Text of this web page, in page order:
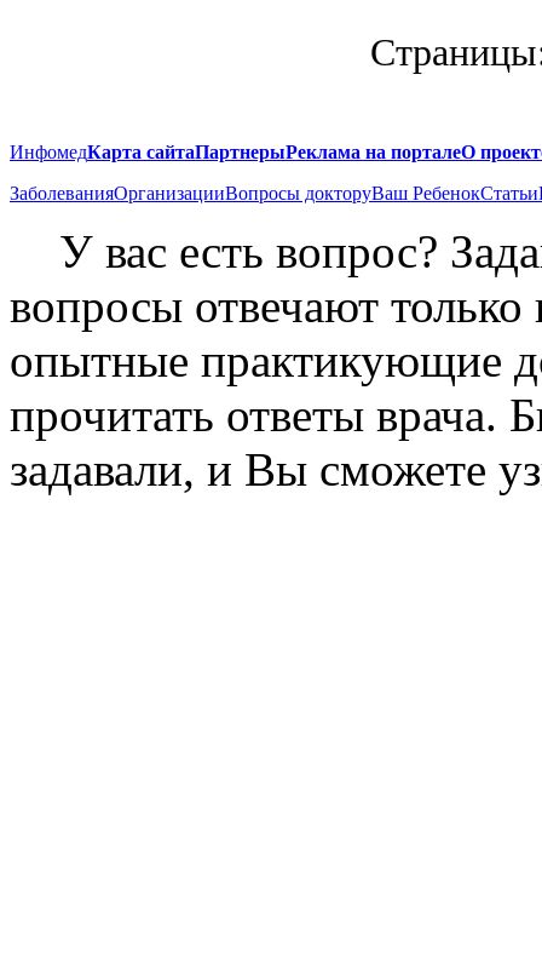
ИнфомедКарта сайтаПартнерыРеклама на порталеО
ЗаболеванияОрганизацииВопросы докторуВаш РебенокСтатьи
У вас есть вопрос?
вопросы отвечают
опытные практикующие
прочитать ответы
задавали, и Вы сможете